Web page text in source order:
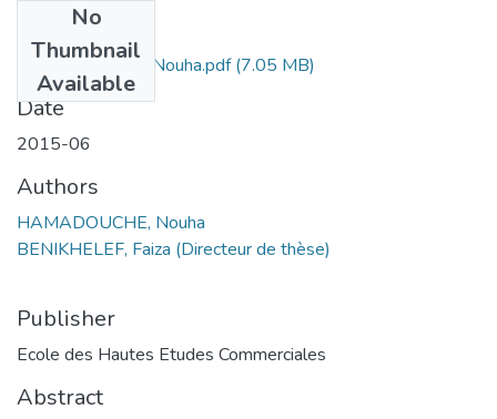
No
Thumbnail
Available
HAMADOUCHE Nouha.pdf(7.05 MB)
Date
2015-06
Authors
HAMADOUCHE, Nouha
BENIKHELEF, Faiza (Directeur de thèse)
Publisher
Ecole des Hautes Etudes Commerciales
Abstract